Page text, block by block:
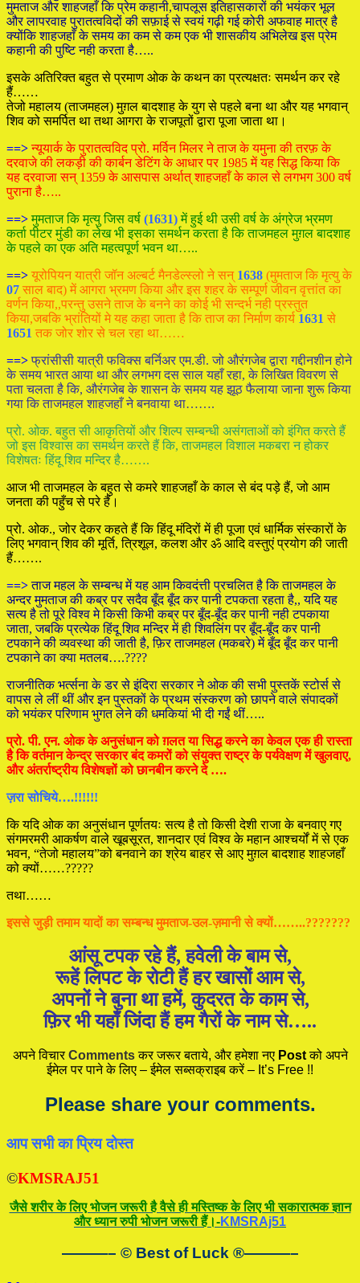
मुमताज और शाहजहाँ कि प्रेम कहानी,चापलूस इतिहासकारों की भयंकर भूल
और लापरवाह पुरातत्वविदों की सफ़ाई से स्वयं गढ़ी गई कोरी अफवाह मात्र है
क्योंकि शाहजहाँ के समय का कम से कम एक भी शासकीय अभिलेख इस प्रेम
कहानी की पुष्टि नही करता है…..
इसके अतिरिक्त बहुत से प्रमाण ओक के कथन का प्रत्यक्षतः समर्थन कर रहे
हैं……
तेजो महालय (ताजमहल) मुग़ल बादशाह के युग से पहले बना था और यह भगवान्
शिव को समर्पित था तथा आगरा के राजपूतों द्वारा पूजा जाता था।
==>न्यूयार्क के पुरातत्वविद प्रो. मर्विन मिलर ने ताज के यमुना की तरफ़ के
दरवाजे की लकड़ी की कार्बन डेटिंग के आधार पर 1985 में यह सिद्ध किया कि
यह दरवाजा सन् 1359 के आसपास अर्थात् शाहजहाँ के काल से लगभग 300 वर्ष
पुराना है…..
==> मुमताज कि मृत्यु जिस वर्ष (1631)में हुई थी उसी वर्ष के अंग्रेज भ्रमण
कर्ता पीटर मुंडी का लेख भी इसका समर्थन करता है कि ताजमहल मुग़ल बादशाह
के पहले का एक अति महत्वपूर्ण भवन था…..
==> यूरोपियन यात्री जॉन अल्बर्ट मैनडेल्स्लो ने सन् 1638 (मुमताज कि मृत्यु के
07 साल बाद) में आगरा भ्रमण किया और इस शहर के सम्पूर्ण जीवन वृत्तांत का
वर्णन किया,,परन्तु उसने ताज के बनने का कोई भी सन्दर्भ नही प्रस्तुत
किया,जबकि भ्रांतियों मे यह कहा जाता है कि ताज का निर्माण कार्य 1631 से
1651 तक जोर शोर से चल रहा था……
==> फ्रांसीसी यात्री फविक्स बर्निअर एम.डी. जो औरंगजेब द्वारा गद्दीनशीन होने
के समय भारत आया था और लगभग दस साल यहाँ रहा, के लिखित विवरण से
पता चलता है कि, औरंगजेब के शासन के समय यह झूठ फैलाया जाना शुरू किया
गया कि ताजमहल शाहजहाँ ने बनवाया था…….
प्रो. ओक. बहुत सी आकृतियों और शिल्प सम्बन्धी असंगताओं को इंगित करते हैं
जो इस विश्वास का समर्थन करते हैं कि, ताजमहल विशाल मकबरा न होकर
विशेषतः हिंदू शिव मन्दिर है…….
आज भी ताजमहल के बहुत से कमरे शाहजहाँ के काल से बंद पड़े हैं, जो आम
जनता की पहुँच से परे हैं।
प्रो. ओक., जोर देकर कहते हैं कि हिंदू मंदिरों में ही पूजा एवं धार्मिक संस्कारों के
लिए भगवान् शिव की मूर्ति, त्रिशूल, कलश और ॐ आदि वस्तुएं प्रयोग की जाती
हैं…….
==> ताज महल के सम्बन्ध में यह आम किवदंत्ती प्रचलित है कि ताजमहल के
अन्दर मुमताज की कब्र पर सदैव बूँद बूँद कर पानी टपकता रहता है,, यदि यह
सत्य है तो पूरे विश्व मे किसी किभी कब्र पर बूँद-बूँद कर पानी नही टपकाया
जाता, जबकि प्रत्येक हिंदू शिव मन्दिर में ही शिवलिंग पर बूँद-बूँद कर पानी
टपकाने की व्यवस्था की जाती है, फ़िर ताजमहल (मकबरे) में बूँद बूँद कर पानी
टपकाने का क्या मतलब….????
राजनीतिक भर्त्सना के डर से इंदिरा सरकार ने ओक की सभी पुस्तकें स्टोर्स से
वापस ले लीं थीं और इन पुस्तकों के प्रथम संस्करण को छापने वाले संपादकों
को भयंकर परिणाम भुगत लेने की धमकियां भी दी गईं थीं…..
प्रो. पी. एन. ओक के अनुसंधान को ग़लत या सिद्ध करने का केवल एक ही रास्ता
है कि वर्तमान केन्द्र सरकार बंद कमरों को संयुक्त राष्ट्र के पर्यवेक्षण में खुलवाए,
और अंतर्राष्ट्रीय विशेषज्ञों को छानबीन करने दे ….
ज़रा सोचिये….!!!!!!
कि यदि ओक का अनुसंधान पूर्णतयः सत्य है तो किसी देशी राजा के बनवाए गए
संगमरमरी आकर्षण वाले खूबसूरत, शानदार एवं विश्व के महान आश्चर्यों में से एक
भवन, “तेजो महालय”को बनवाने का श्रेय बाहर से आए मुग़ल बादशाह शाहजहाँ
को क्यों……?????
तथा……
इससे जुड़ी तमाम यादों का सम्बन्ध मुमताज-उल-ज़मानी से क्यों……..???????
आंसू टपक रहे हैं, हवेली के बाम से,
रूहें लिपट के रोटी हैं हर खासों आम से,
अपनों ने बुना था हमें, कुदरत के काम से,
फ़िर भी यहाँ जिंदा हैं हम गैरों के नाम से…..
अपने विचारCommentsकर जरूर बताये, और हमेशा नए Postको अपने
ईमेल पर पाने के लिए – ईमेल सब्सक्राइब करें – It’s Free !!
Please share your comments.
आप सभी का प्रिय दोस्त
©KMSRAJ51
जैसे शरीर के लिए भोजन जरूरी है वैसे ही मस्तिष्क के लिए भी सकारात्मक ज्ञान
और ध्यान रुपी भोजन जरूरी हैं।-KMSRAj51
———– © Best of Luck ®———–